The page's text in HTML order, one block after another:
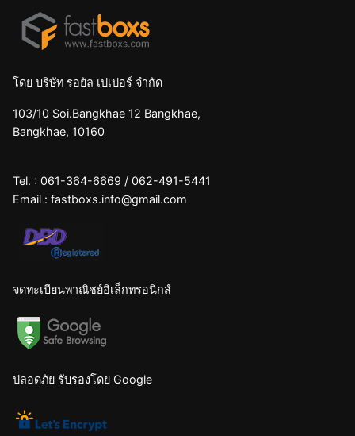
โดย บริษัท รอยัล เปเปอร์ จำกัด
103/10 Soi.Bangkhae 12 Bangkhae,
Bangkhae, 10160
Tel. : 061-364-6669 / 062-491-5441
Email : fastboxs.info@gmail.com
จดทะเบียนพาณิชย์อิเล็กทรอนิกส์
ปลอดภัย รับรองโดย Google